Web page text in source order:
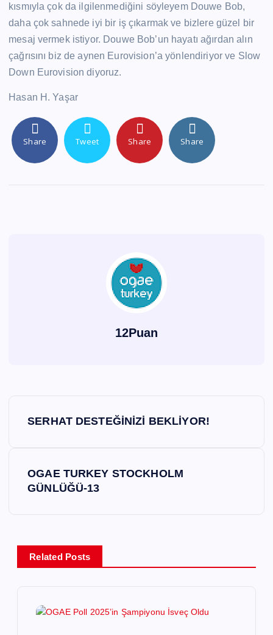
kısmıyla çok da ilgilenmediğini söyleyem Douwe Bob,
daha çok sahnede iyi bir iş çıkarmak ve bizlere güzel bir
mesaj vermek istiyor. Douwe Bob’un hayatı ağırdan alın
çağrısını biz de aynen Eurovision’a yönlendiriyor ve Slow
Down Eurovision diyoruz.
Hasan H. Yaşar
Share Tweet Share Share
12Puan
SERHAT DESTEĞİNİZİ BEKLİYOR!
OGAE TURKEY STOCKHOLM
GÜNLÜĞÜ-13
Related Posts